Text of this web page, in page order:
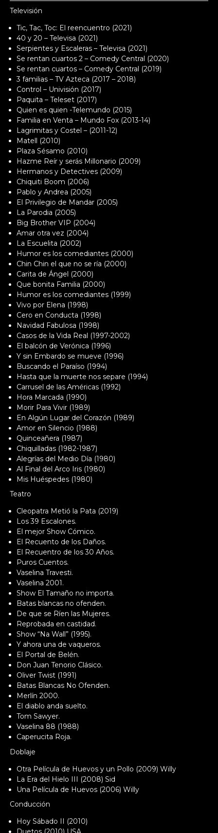
Televisión
Tic, Tac, Toc: El reencuentro (2021)
40 y 20 – Televisa (2021)
Serpientes y Escaleras – Televisa (2021)
Se rentan cuartos 2 – Comedy Central (2020)
Se rentan cuartos – Comedy Central (2019)
3 familias – TV Azteca (2017 – 2018)
Control – Univisión (2017)
Paquita – Teleset (2017)
Quien es quien -Telemundo (2015)
Familia en Venta – Mundo Fox (2013-14)
Lagrimitas y Costel – (2011-12)
Matell (2010)
Plaza Sésamo (2010)
Hazme Reír y serás Millonario (2009)
Hermanos y Detectives (2009)
Chiquiti Boom (2006)
Pablo y Andrea (2005)
El Privilegio de Mandar (2005)
La Parodia (2005)
Big Brother VIP (2004)
Amar otra vez (2004)
La Escuelita (2002)
Humor es los comediantes (2000)
Chin Chin el que no se ría (2000)
Carita de Ángel (2000)
Que bonita Familia (2000)
Humor es los comediantes (1999)
Vivo por Elena (1998)
Cero en Conducta (1998)
Navidad Fabulosa (1998)
Casos de la Vida Real (1997-2002)
El balcón de Verónica (1996)
Y sin Embardo se mueve (1996)
Buscando el Paraíso (1994)
Hasta que la muerte nos separe (1994)
Carrusel de las Américas (1992)
Hora Marcada (1990)
Morir Para Vivir (1989)
En Algún Lugar del Corazón (1989)
Amor en Silencio (1988)
Quinceañera (1987)
Chiquilladas (1982-1987)
Alegrías del Medio Día (1980)
Al Final del Arco Iris (1980)
Mis Huéspedes (1980)
Teatro
Cleopatra Metió la Pata (2019)
Los 39 Escalones.
El mejor Show Cómico.
El Recuento de los Daños.
El Recuentro de los 30 Años.
Puros Cuentos.
Vaselina Travesti.
Vaselina 2001.
Show El Tamaño no importa.
Batas blancas no ofenden.
De que se Ríen las Mujeres.
Reprobada en castidad.
Show “Na Wall” (1995).
Y ahora una de vaqueros.
El Portal de Belén.
Don Juan Tenorio Clásico.
Oliver Twist (1991)
Batas Blancas No Ofenden.
Merlín 2000.
El diablo anda suelto.
Tom Sawyer.
Vaselina 88 (1988)
Caperucita Roja.
Doblaje
Otra Película de Huevos y un Pollo (2009) Willy
La Era del Hielo III (2008) Sid
Una Película de Huevos (2006) Willy
Conducción
Hoy Sábado II (2010)